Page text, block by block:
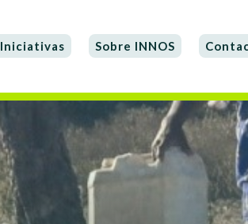
Iniciativas Sobre INNOS